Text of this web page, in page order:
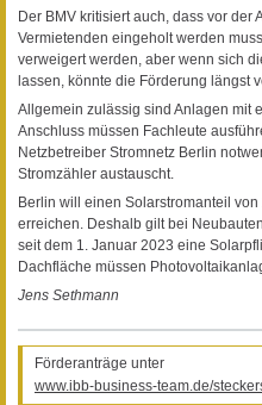
Der BMV kritisiert auch, dass vor der
Vermietenden eingeholt werden
verweigert werden, aber wenn sich
lassen, könnte die Förderung längst
Allgemein zulässig sind Anlagen mit
Anschluss müssen Fachleute
Netzbetreiber Stromnetz Berlin
Stromzähler austauscht.
Berlin will einen Solarstromanteil
erreichen. Deshalb gilt bei
seit dem 1. Januar 2023 eine
Dachfläche müssen
Jens Sethmann
Förderanträge unter
www.ibb-business-team.de/